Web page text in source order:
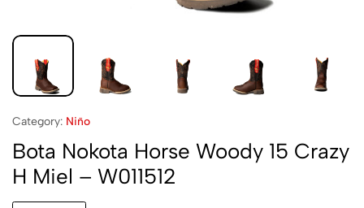
Category: Niño
Bota Nokota Horse Woody 15 Crazy
H Miel – W011512